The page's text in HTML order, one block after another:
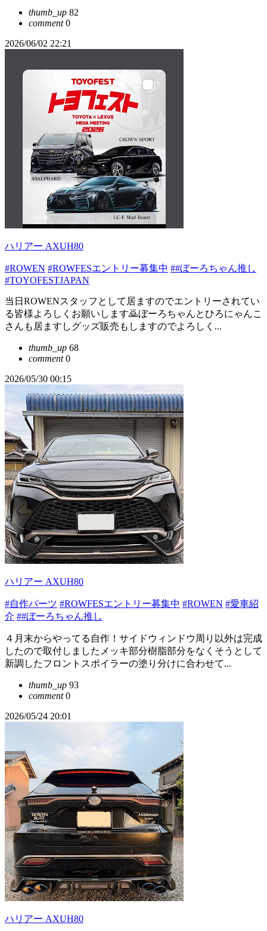
thumb_up 82
comment0
2026/06/02 22:21
ハリアー AXUH80
#ROWEN #ROWFESエントリー募集中 ##ぼーろちゃん推し
#TOYOFESTJAPAN
当日ROWENスタッフとして居ますのでエントリーされてい
る皆様よろしくお願いします🙇ぼーろちゃんとひろにゃんこ
さんも居ますしグッズ販売もしますのでよろしく...
thumb_up 68
comment0
2026/05/30 00:15
ハリアー AXUH80
#自作パーツ #ROWFESエントリー募集中 #ROWEN #愛車紹
介 ##ぼーろちゃん推し
４月末からやってる自作！サイドウィンドウ周り以外は完成
したので取付しましたメッキ部分樹脂部分をなくそうとして
新調したフロントスポイラーの塗り分けに合わせて...
thumb_up 93
comment0
2026/05/24 20:01
ハリアー AXUH80